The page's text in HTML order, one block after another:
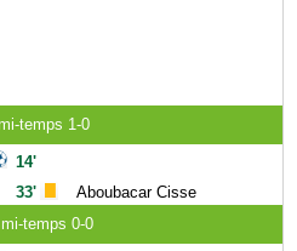
temps 1-0
14'
33'
Aboubacar Cisse
temps 0-0